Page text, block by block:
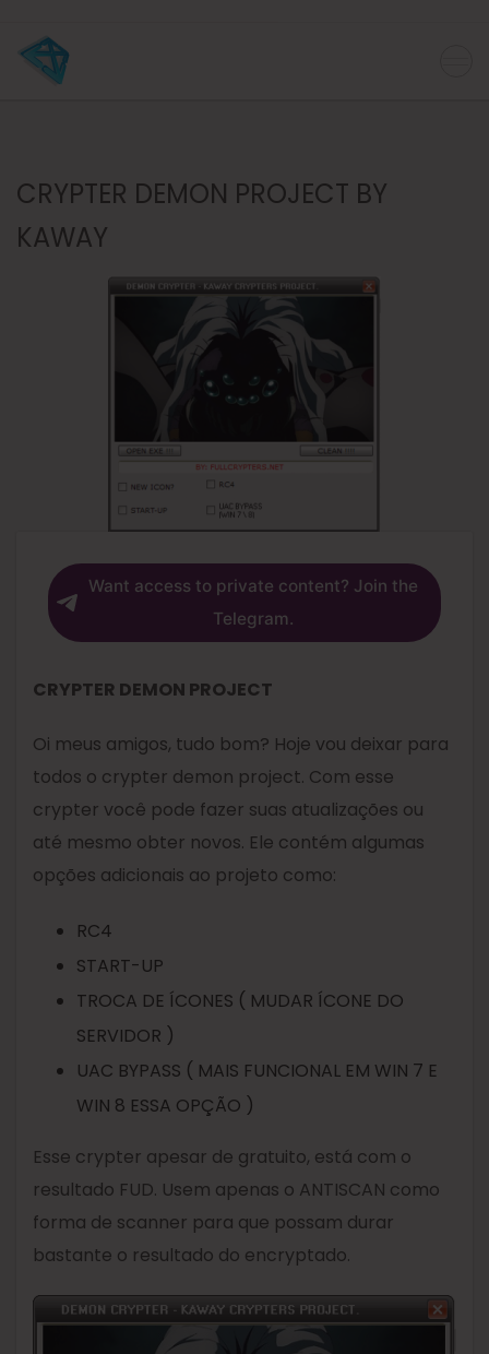
CRYPTER DEMON PROJECT BY
KAWAY
Want access to private content? Join the
Telegram.
CRYPTER DEMON PROJECT
Oi meus amigos, tudo bom? Hoje vou deixar para
todos o crypter demon project. Com esse
crypter você pode fazer suas atualizações ou
até mesmo obter novos. Ele contém algumas
opções adicionais ao projeto como:
RC4
START-UP
TROCA DE ÍCONES ( MUDAR ÍCONE DO
SERVIDOR )
UAC BYPASS ( MAIS FUNCIONAL EM WIN 7 E
WIN 8 ESSA OPÇÃO )
Esse crypter apesar de gratuito, está com o
resultado FUD. Usem apenas o ANTISCAN como
forma de scanner para que possam durar
bastante o resultado do encryptado.